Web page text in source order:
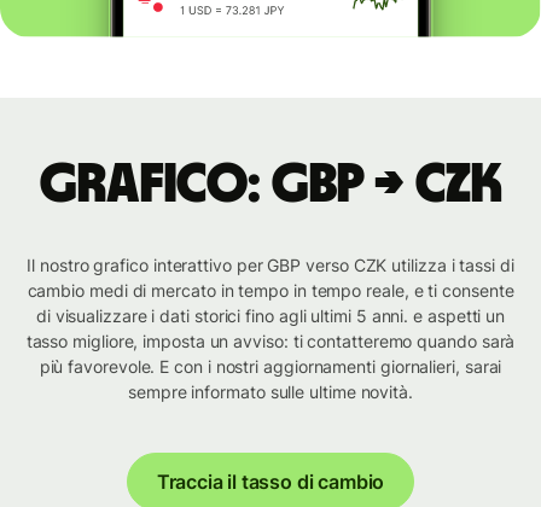
Grafico: GBP → CZK
Il nostro grafico interattivo per GBP verso CZK utilizza i tassi di
cambio medi di mercato in tempo in tempo reale, e ti consente
di visualizzare i dati storici fino agli ultimi 5 anni. e aspetti un
tasso migliore, imposta un avviso: ti contatteremo quando sarà
più favorevole. E con i nostri aggiornamenti giornalieri, sarai
sempre informato sulle ultime novità.
Traccia il tasso di cambio